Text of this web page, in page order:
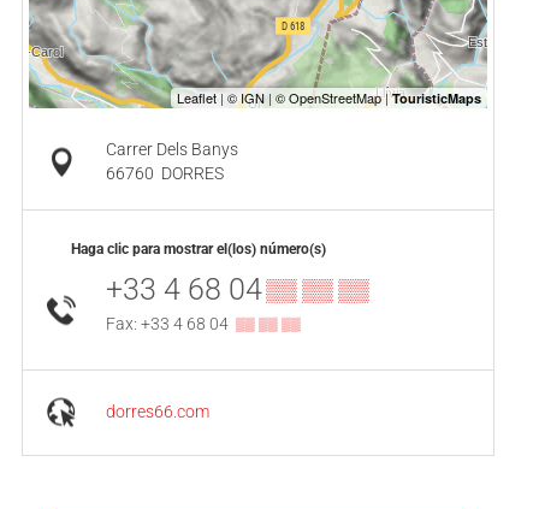
Carrer Dels Banys
66760 DORRES
Haga clic para mostrar el(los) número(s)
+33 4 68 04▒▒ ▒▒ ▒▒
Fax: +33 4 68 04 ▒▒ ▒▒ ▒▒
dorres66.com